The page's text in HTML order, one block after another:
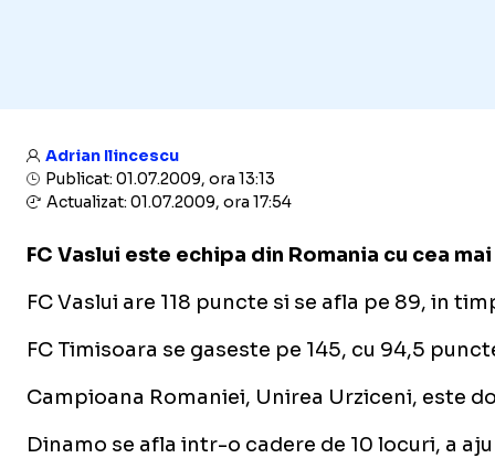
Adrian Ilincescu
Publicat: 01.07.2009, ora 13:13
Actualizat: 01.07.2009, ora 17:54
FC Vaslui este echipa din Romania cu cea
FC Vaslui are 118 puncte si se afla pe 89, in
FC Timisoara se gaseste pe 145, cu 94,5
Campioana Romaniei, Unirea Urziceni, este
Dinamo se afla intr-o cadere de 10 locuri, a